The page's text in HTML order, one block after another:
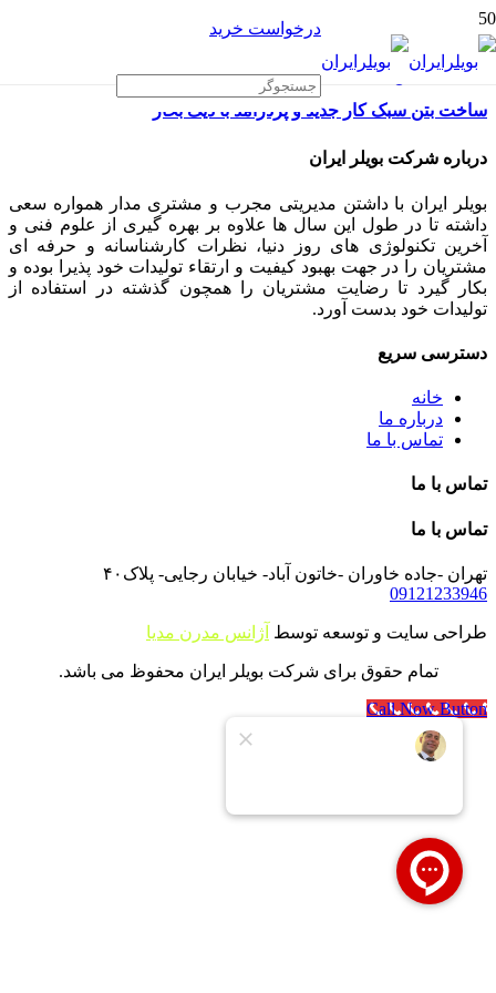
درخواست خرید
ساخت بتن سبک کار جدید و پردرامد با دیگ بخار
درباره شرکت بویلر ایران
بویلر ایران با داشتن مدیریتی مجرب و مشتری مدار همواره سعی
داشته تا در طول این سال ها علاوه بر بهره گیری از علوم فنی و
آخرین تکنولوژی های روز دنیا، نظرات کارشناسانه و حرفه ای
مشتریان را در جهت بهبود کیفیت و ارتقاء تولیدات خود پذیرا بوده و
بکار گیرد تا رضایت مشتریان را همچون گذشته در استفاده از
تولیدات خود بدست آورد.
دسترسی سریع
خانه
درباره ما
تماس با ما
تماس با ما
تماس با ما
تهران -جاده خاوران -خاتون آباد- خیابان رجایی- پلاک۴۰
09121233946
طراحی سایت و توسعه توسط آژانس مدرن مدیا
تمام حقوق برای شرکت بویلر ایران محفوظ می باشد.
Call Now Button